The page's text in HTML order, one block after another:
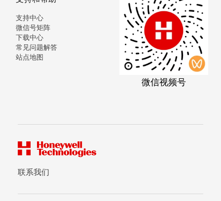
支持中心
微信号矩阵
下载中心
常见问题解答
站点地图
微信视频号
联系我们